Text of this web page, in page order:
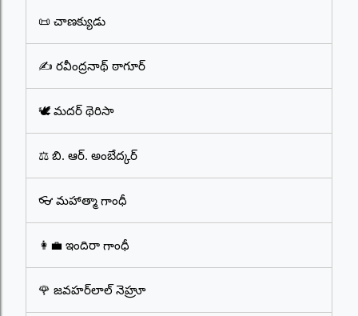
📜 చాణక్యుడు
✍️ రవీంద్రనాథ్ ఠాగూర్
🕊️ మదర్ థెరిసా
⚖️ బి. ఆర్. అంబేద్కర్
👓 మహాత్మా గాంధీ
👩‍💼 ఇందిరా గాంధీ
🌹 జవహర్‌లాల్ నెహ్రూ